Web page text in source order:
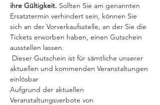
ihre Gültigkeit. Sollten Sie am genannten
Ersatztermin verhindert sein, können Sie
sich an der Vorverkaufsstelle, an der Sie die
Tickets erworben haben, einen Gutschein
ausstellen lassen.
aktuellen und kommenden Veranstaltungen
einlösbar
Aufgrund der aktuellen
Veranstaltungsverbote von